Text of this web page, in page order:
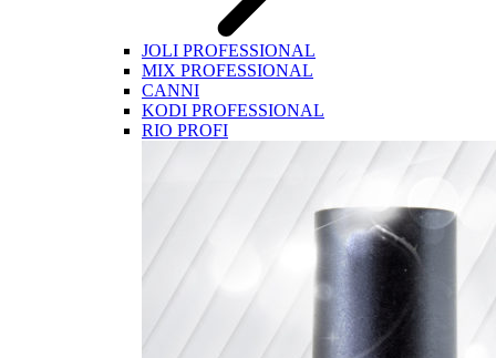
JOLI PROFESSIONAL
MIX PROFESSIONAL
CANNI
KODI PROFESSIONAL
RIO PROFI